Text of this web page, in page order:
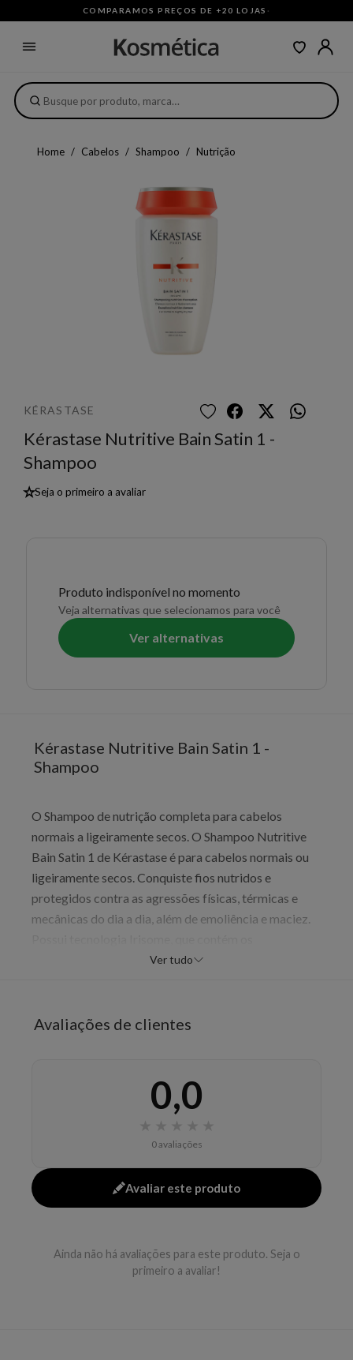
COMPARAMOS PREÇOS DE +20 LOJAS ·
Home Cabelos Shampoo Nutrição
KÉRASTASE
Kérastase Nutritive Bain Satin 1 -
Shampoo
★Seja o primeiro a avaliar
Produto indisponível no momento
Veja alternativas que selecionamos para você
Ver alternativas
Kérastase Nutritive Bain Satin 1 -
Shampoo
O Shampoo de nutrição completa para cabelos
normais a ligeiramente secos. O Shampoo Nutritive
Bain Satin 1 de Kérastase é para cabelos normais ou
ligeiramente secos. Conquiste fios nutridos e
protegidos contra as agressões físicas, térmicas e
mecânicas do dia a dia, além de emoliência e maciez.
ingredientes ativos Gluco-Active e Rizoma de Íris,
preservando a sua leveza. Os cabelos tratados
desenvolvida para nutrir sob medida os cabelos
normais a extremamente secos de acordo com o
imuniza e nutre de forma duradoura os cabelos contra
o ressecamento. Se os seus cabelos são normais a
ligeiramente secos, utilize o shampoo Nutritive Bain
Satin 1 para conquistar fios profundamente nutridos e
mecânicas do dia a dia. Além de nutrição, os fios
alcançarão maciez repleta e emoliência. Recupere a
Ver tudo
Avaliações de clientes
0,0
0 avaliações
Avaliar este produto
Ainda não há avaliações para este produto. Seja o
primeiro a avaliar!